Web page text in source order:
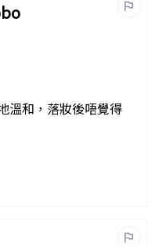
溫和，落妝後唔覺得